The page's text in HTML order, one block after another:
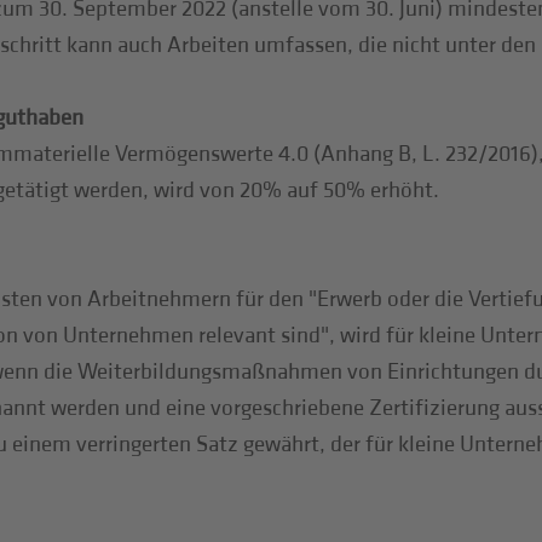
30. September 2022 (anstelle vom 30. Juni)
kann auch Arbeiten umfassen, die nicht unter
Vermögenswerte 4.0 (Anhang B, L. 232/
werden, wird von 20% auf 50% erhöht.
von Arbeitnehmern für den "Erwerb oder die
von Unternehmen relevant sind", wird für kleine
die Weiterbildungsmaßnahmen von Einrichtungen
werden und eine vorgeschriebene Zertifizierung
verringerten Satz gewährt, der für kleine